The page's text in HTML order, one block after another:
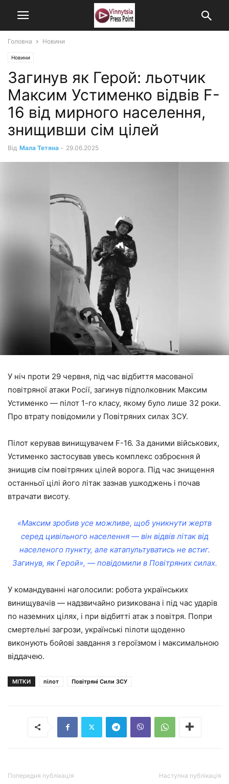
Головна Новини
Новини
Загинув як Герой: льотчик
Максим Устименко відвів F-
16 від мирного населення,
знищивши сім цілей
Від Мала Тетяна - 29.06.2025
У ніч проти 29 червня, під час відбиття масованої
повітряної атаки Росії, загинув підполковник Максим
Устименко — пілот 1-го класу, якому було лише 32 роки.
Про втрату повідомили у Повітряних силах ЗСУ.
Пілот керував винищувачем F-16. За даними військових,
Устименко застосував увесь комплекс озброєння й
знищив сім повітряних цілей ворога. Під час знищення
останньої цілі його літак зазнав ушкоджень і почав
втрачати висоту.
«Максим зробив усе можливе, щоб уникнути жертв
серед цивільного населення — він відвів літак від
населеного пункту, але катапультуватись не встиг.
Загинув, як Герой», — повідомили в Повітряних силах.
У командуванні наголосили: робота українських
винищувачів — надзвичайно ризикована і під час ударів
по наземних цілях, і при відбитті атак з повітря. Попри
смертельні загрози, українські пілоти щоденно
виконують бойові завдання з героїзмом і максимальною
віддачею.
МІТКИ пілот Повітряні Сили ЗСУ
Попередня публікація Наступна публікація